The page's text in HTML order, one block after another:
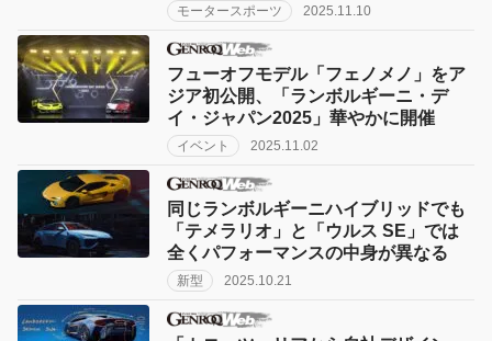
モータースポーツ 2025.11.10
フューオフモデル「フェノメノ」をア
ジア初公開、「ランボルギーニ・デ
イ・ジャパン2025」華やかに開催
イベント 2025.11.02
同じランボルギーニハイブリッドでも
「テメラリオ」と「ウルス SE」では
全くパフォーマンスの中身が異なる
新型 2025.10.21